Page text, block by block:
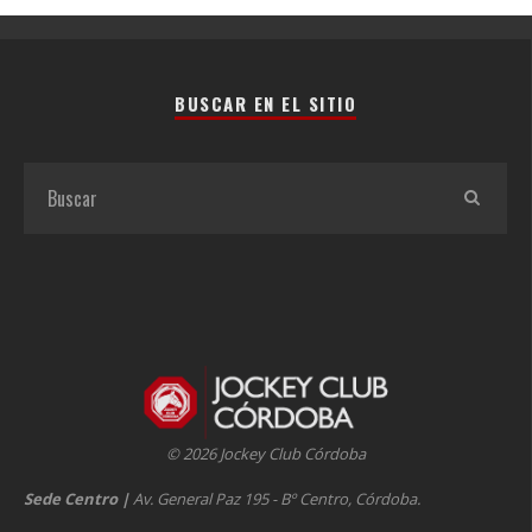
BUSCAR EN EL SITIO
© 2026 Jockey Club Córdoba
Sede Centro |Av. General Paz 195 - Bº Centro, Córdoba.